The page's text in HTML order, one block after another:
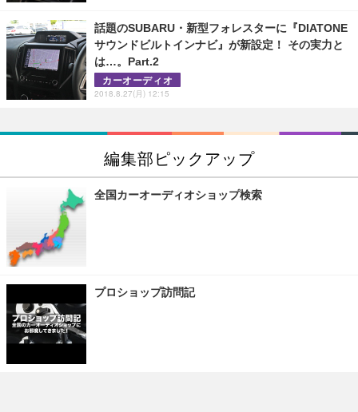
話題のSUBARU・新型フォレスターに『DIATONE
サウンドビルトインナビ』が新設定！ その実力と
は…。Part.2
カーオーディオ
2018.8.27(月) 12:15
編集部ピックアップ
全国カーオーディオショップ検索
プロショップ訪問記